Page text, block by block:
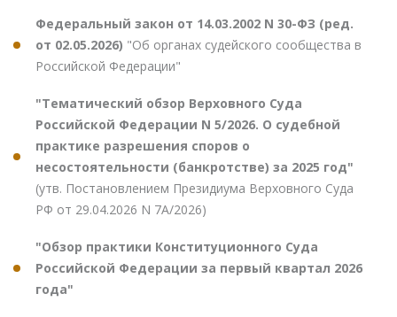
Федеральный закон от 14.03.2002 N 30-ФЗ (ред.
от 02.05.2026) "Об органах судейского сообщества в
Российской Федерации"
"Тематический обзор Верховного Суда
Российской Федерации N 5/2026. О судебной
практике разрешения споров о
несостоятельности (банкротстве) за 2025 год"
(утв. Постановлением Президиума Верховного Суда
РФ от 29.04.2026 N 7А/2026)
"Обзор практики Конституционного Суда
Российской Федерации за первый квартал 2026
года"